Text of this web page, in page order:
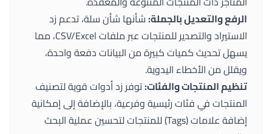
الرفع والتعديل بالجملة:شأنها شأن سلة، تدعم زد
الاستيراد والتصدير للمنتجات عبر ملفات CSV/Excel، مما
يسهل تحديث كميات كبيرة من البيانات دفعة واحدة،
ويقلل من الأخطاء اليدوية.
تنظيم المنتجات والفئات:توفر زد أدوات قوية لتصنيف
المنتجات في فئات رئيسية وفرعية، بالإضافة إلى إمكانية
إضافة علامات (Tags) للمنتجات لتحسين عملية البحث